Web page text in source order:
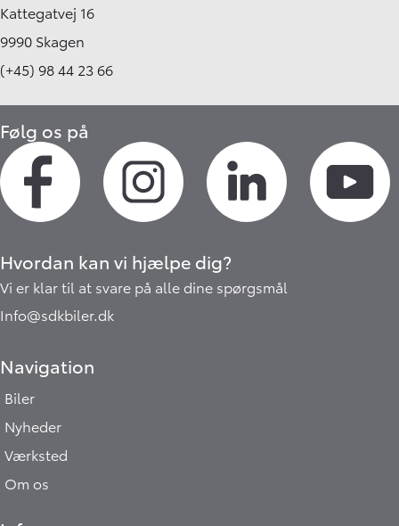
Kattegatvej 16
9990 Skagen
(+45) 98 44 23 66
Følg os på
Hvordan kan vi hjælpe dig?
Vi er klar til at svare på alle dine spørgsmål
Info@sdkbiler.dk
Navigation
Biler
Nyheder
Værksted
Om os